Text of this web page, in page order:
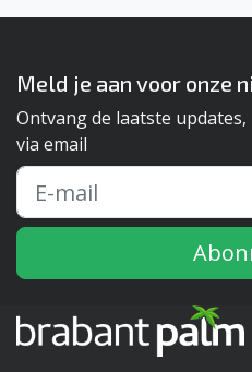
Meld je aan voor onze
Ontvang de laatste
via email